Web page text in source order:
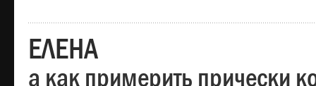
ЕЛЕНА
а как примерить прически